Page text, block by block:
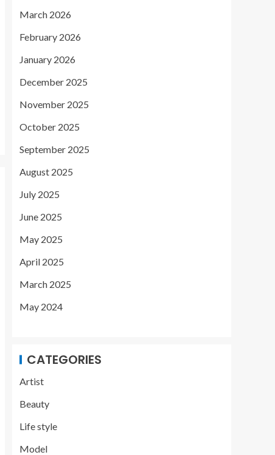
March 2026
February 2026
January 2026
December 2025
November 2025
October 2025
September 2025
August 2025
July 2025
June 2025
May 2025
April 2025
March 2025
May 2024
CATEGORIES
Artist
Beauty
Life style
Model